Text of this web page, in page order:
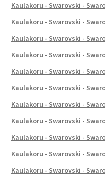
Kaulakoru - Swarovski -
Kaulakoru - Swarovski -
Kaulakoru - Swarovski -
Kaulakoru - Swarovski -
Kaulakoru - Swarovski -
Kaulakoru - Swarovski -
Kaulakoru - Swarovski -
Kaulakoru - Swarovski -
Kaulakoru - Swarovski -
Kaulakoru - Swarovski -
Kaulakoru - Swarovski -